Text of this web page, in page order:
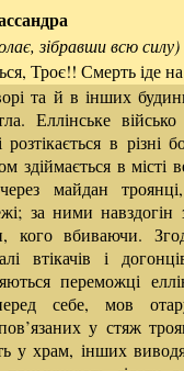
зібравши всю силу)
Троє!! Смерть іде
та й в інших
Еллінське
в різні
здіймається в місті
майдан
за ними навздогін
кого вбиваючи.
втікачів і
переможці
себе, мов
у стяж
у храм, інших